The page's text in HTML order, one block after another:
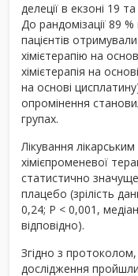
делеції в екзоні 19
До рандомізації 89
пацієнтів
хімієтерапію на
хімієтерапія на
на основі
опромінення
групах.
Лікування
хімієпроменевої
статистично
плацебо (зрілість
0,24; P < 0,001,
відповідно).
Згідно з протоколом,
дослідження